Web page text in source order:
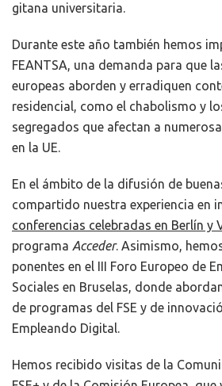
gitana universitaria.
Durante este año también hemos
FEANTSA, una demanda para que
europeas aborden y erradiquen
residencial, como el chabolismo y
segregados que afectan a
en la UE.
En el ámbito de la difusión de
compartido nuestra experiencia en
conferencias celebradas en Berlín y
programa Acceder. Asimismo,
ponentes en el III Foro Europeo de
Sociales en Bruselas, donde
de programas del FSE y de
Empleando Digital.
Hemos recibido visitas de la